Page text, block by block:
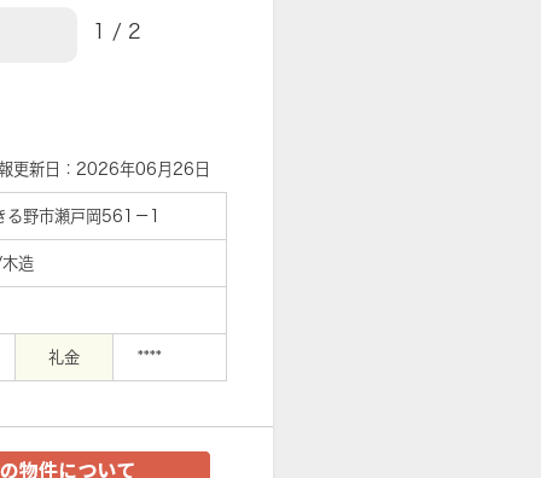
1 / 2
更新日：2026年06月26日
る野市瀬戸岡561－1
造
礼金 ****